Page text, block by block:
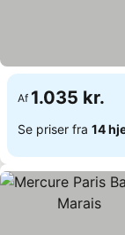
Af 1.035 kr.
Se priser fra 14